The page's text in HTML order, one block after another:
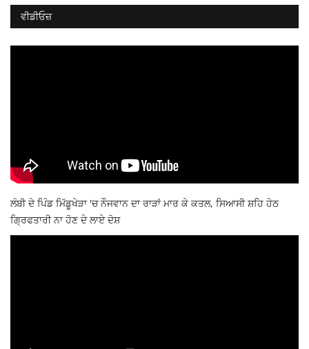
ਵੀਡੀਓਜ਼
ਲੰਬੀ ਦੇ ਪਿੰਡ ਮਿੱਡੂਖੇੜਾ 'ਚ ਨੌਜਵਾਨ ਦਾ ਰਾੜਾਂ ਮਾਰ ਕੇ ਕਤਲ, ਸਿਆਸੀ ਸ਼ਹਿ ਹੇਠ
ਗ੍ਰਿਫਤਾਰੀ ਨਾ ਹੋਣ ਦੇ ਲਾਏ ਦੋਸ਼